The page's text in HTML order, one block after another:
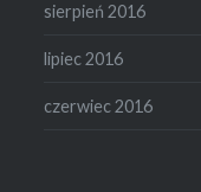
sierpień 2016
lipiec 2016
czerwiec 2016